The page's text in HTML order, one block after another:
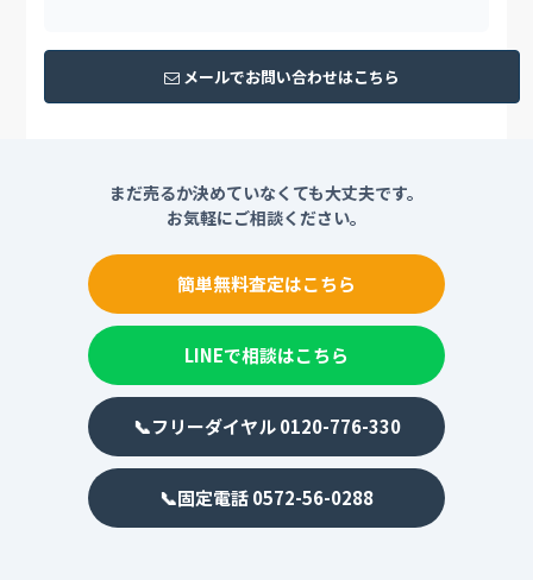
メールでお問い合わせはこちら
まだ売るか決めていなくても大丈夫です。
お気軽にご相談ください。
簡単無料査定はこちら
LINEで相談はこちら
📞フリーダイヤル 0120-776-330
📞固定電話 0572-56-0288